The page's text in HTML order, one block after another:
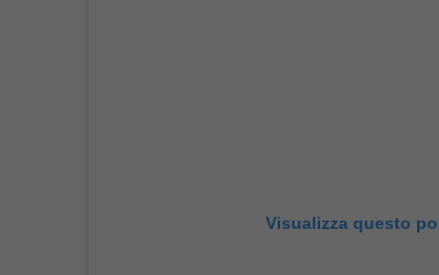
Visualizza questo